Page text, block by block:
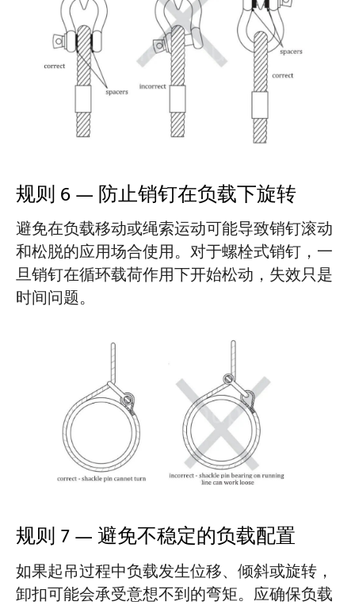
规则 6 — 防止销钉在负载下旋转
避免在负载移动或绳索运动可能导致销钉滚动
和松脱的应用场合使用。对于螺栓式销钉，一
旦销钉在循环载荷作用下开始松动，失效只是
时间问题。
规则 7 — 避免不稳定的负载配置
如果起吊过程中负载发生位移、倾斜或旋转，
卸扣可能会承受意想不到的弯矩。应确保负载